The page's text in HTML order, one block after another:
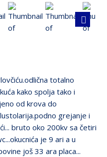
Next
totalno
kako spolja tako i
od krova do
grejanje i
bruto oko 200kv sa četiri
je 9 ari a u
još 33 ara placa...